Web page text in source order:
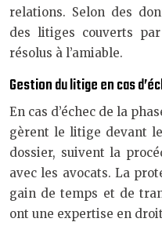
relations. Selon des
des litiges couverts
résolus à l’amiable.
Gestion du litige en cas
En cas d’échec de la
gèrent le litige devant
dossier, suivent la
avec les avocats. La
gain de temps et de
ont une expertise en